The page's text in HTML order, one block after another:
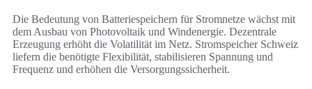
Die Bedeutung von Batteriespeichern für Stromnetze wächst mit
dem Ausbau von Photovoltaik und Windenergie. Dezentrale
Erzeugung erhöht die Volatilität im Netz. Stromspeicher Schweiz
liefern die benötigte Flexibilität, stabilisieren Spannung und
Frequenz und erhöhen die Versorgungssicherheit.